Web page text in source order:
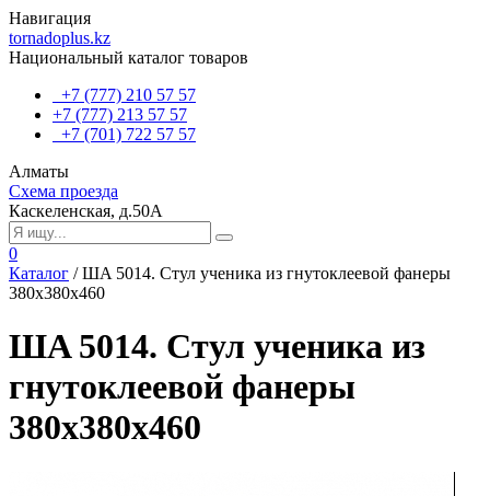
Навигация
tornadoplus.kz
Национальный каталог товаров
+7 (777) 210 57 57
+7 (777) 213 57 57
+7 (701) 722 57 57
Алматы
Схема проезда
Каскеленская, д.50А
0
Каталог /ШA 5014. Стул ученика из гнутоклеевой фанеры
380х380х460
ШA 5014. Стул ученика из
гнутоклеевой фанеры
380х380х460